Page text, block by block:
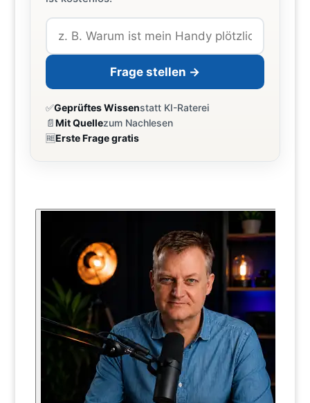
Frage stellen →
✅Geprüftes Wissenstatt KI-Raterei
📄Mit Quellezum Nachlesen
🆓Erste Frage gratis